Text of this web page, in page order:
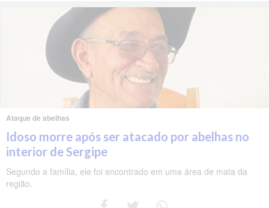
Ataque de abelhas
Idoso morre após ser atacado por abelhas no
interior de Sergipe
Segundo a família, ele foi encontrado em uma área de mata da
região.